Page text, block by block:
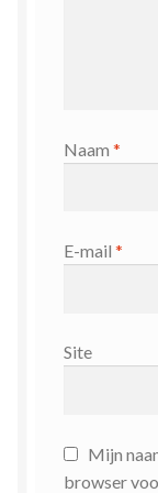
Naam *
E-mail *
Site
Mijn
browser